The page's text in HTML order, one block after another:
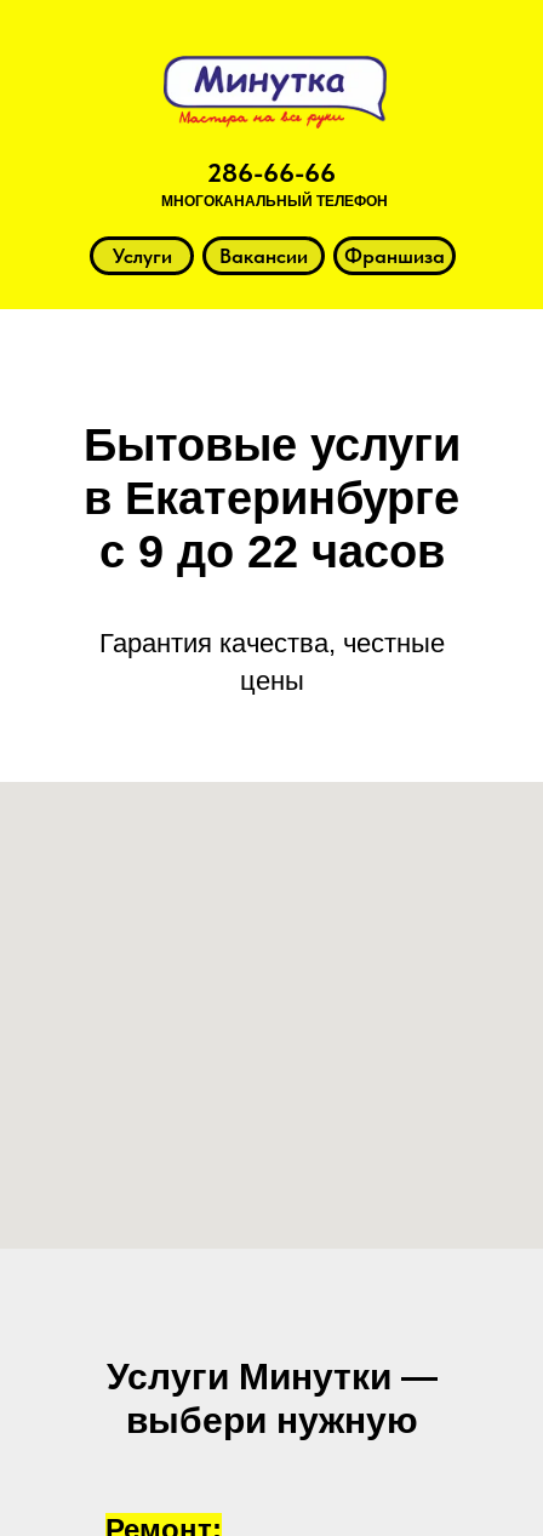
286-66-66
МНОГОКАНАЛЬНЫЙ ТЕЛЕФОН
Услуги Вакансии Франшиза
Бытовые услуги
в Екатеринбурге
с 9 до 22 часов
Гарантия качества, честные
цены
Услуги Минутки —
выбери нужную
Ремонт: